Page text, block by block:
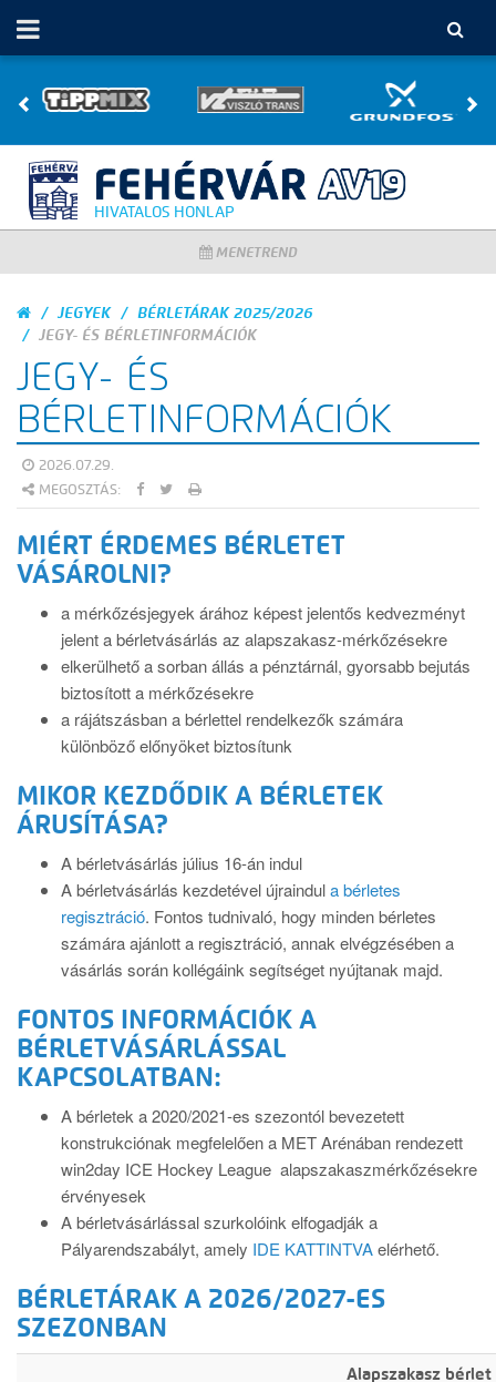
HIVATALOS HONLAP
MENETREND
JEGYEK
BÉRLETÁRAK 2025/2026
JEGY- ÉS BÉRLETINFORMÁCIÓK
JEGY- ÉS
BÉRLETINFORMÁCIÓK
2026.07.29.
MEGOSZTÁS:
MIÉRT ÉRDEMES BÉRLETET
VÁSÁROLNI?
a mérkőzésjegyek árához képest jelentős kedvezményt
jelent a bérletvásárlás az alapszakasz-mérkőzésekre
elkerülhető a sorban állás a pénztárnál, gyorsabb bejutás
biztosított a mérkőzésekre
a rájátszásban a bérlettel rendelkezők számára
különböző előnyöket biztosítunk
MIKOR KEZDŐDIK A BÉRLETEK
ÁRUSÍTÁSA?
A bérletvásárlás július 16-án indul
A bérletvásárlás kezdetével újraindula bérletes
regisztráció. Fontos tudnivaló, hogy minden bérletes
számára ajánlott a regisztráció, annak elvégzésében a
vásárlás során kollégáink segítséget nyújtanak majd.
FONTOS INFORMÁCIÓK A
BÉRLETVÁSÁRLÁSSAL
KAPCSOLATBAN:
A bérletek a 2020/2021-es szezontól bevezetett
konstrukciónak megfelelően a MET Arénában rendezett
win2day ICE Hockey League alapszakaszmérkőzésekre
érvényesek
A bérletvásárlással szurkolóink elfogadják a
Pályarendszabályt, amely IDE KATTINTVAelérhető.
BÉRLETÁRAK A 2026/2027-ES
SZEZONBAN
Alapszakasz bérlet